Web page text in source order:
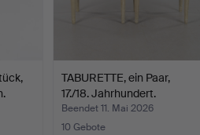
TABURETTE, ein Paar,
17./18. Jahrhundert.
Beendet 11. Mai 2026
10 Gebote